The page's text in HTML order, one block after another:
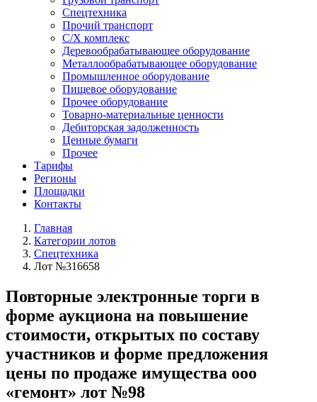
Спецтехника
Прочий транспорт
С/Х комплекс
Деревообрабатывающее оборудование
Металлообрабатывающее оборудование
Промышленное оборудование
Пищевое оборудование
Прочее оборудование
Товарно-материальные ценности
Дебиторская задолженность
Ценные бумаги
Прочее
Тарифы
Регионы
Площадки
Контакты
Главная
Категории лотов
Спецтехника
Лот №316658
Повторные электронные торги в
форме аукциона на повышение
стоимости, открытых по составу
участников и форме предложения
цены по продаже имущества ооо
«гемонт» лот №98